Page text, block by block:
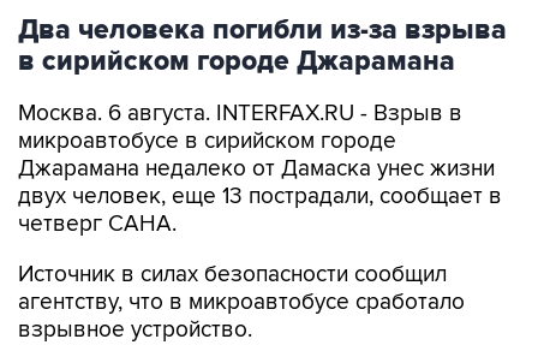
Два человека погибли из-за взрыва
в сирийском городе Джарамана
Москва. 6 августа. INTERFAX.RU - Взрыв в
микроавтобусе в сирийском городе
Джарамана недалеко от Дамаска унес жизни
двух человек, еще 13 пострадали, сообщает в
четверг САНА.
Источник в силах безопасности сообщил
агентству, что в микроавтобусе сработало
взрывное устройство.